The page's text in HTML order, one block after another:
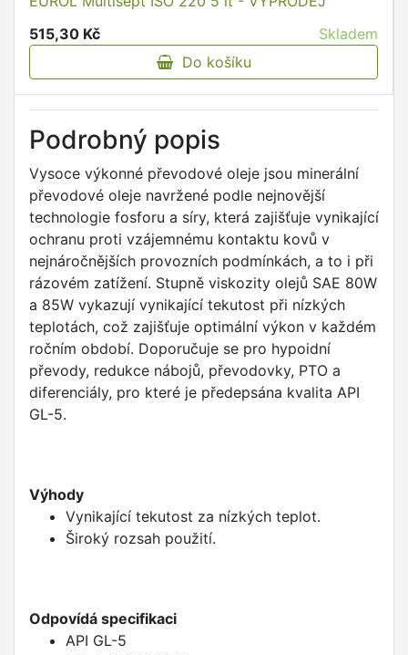
515,30 Kč
Skladem
Do košíku
Podrobný popis
Vysoce výkonné převodové oleje jsou minerální
převodové oleje navržené podle nejnovější
technologie fosforu a síry, která zajišťuje vynikající
ochranu proti vzájemnému kontaktu kovů v
nejnáročnějších provozních podmínkách, a to i při
rázovém zatížení. Stupně viskozity olejů SAE 80W
a 85W vykazují vynikající tekutost při nízkých
teplotách, což zajišťuje optimální výkon v každém
ročním období. Doporučuje se pro hypoidní
převody, redukce nábojů, převodovky, PTO a
diferenciály, pro které je předepsána kvalita API
GL-5.
Výhody
Vynikající tekutost za nízkých teplot.
Široký rozsah použití.
Odpovídá specifikaci
API GL-5